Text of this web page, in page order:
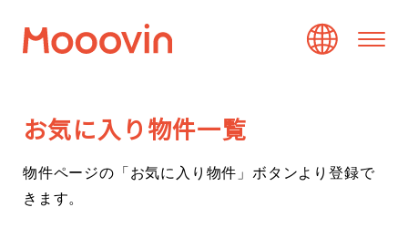
お気に入 り物件一覧
物件ページの「お気に入り物件」ボタンより登録で
きます。